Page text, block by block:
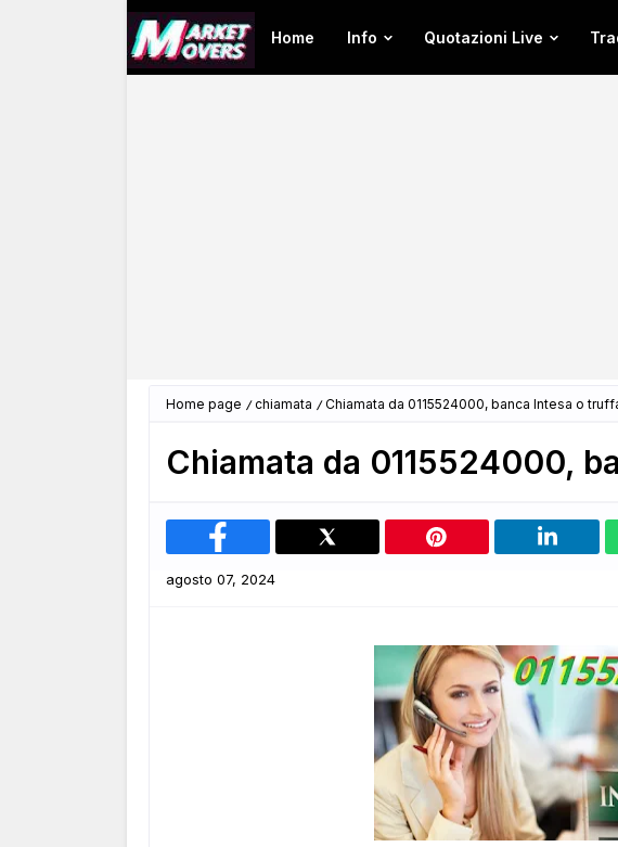
Home Info Quotazioni Live
Home page chiamata Chiamata da 0115524000, banca Intesa o
Chiamata da 0115524000,
agosto 07, 2024